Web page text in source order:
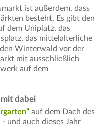
ist außerdem, dass
besteht. Es gibt den
dem Uniplatz, das
das mittelalterliche
Winterwald vor der
mit ausschließlich
auf dem
dabei
auf dem Dach des
und auch dieses Jahr